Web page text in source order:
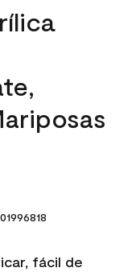
fácil de